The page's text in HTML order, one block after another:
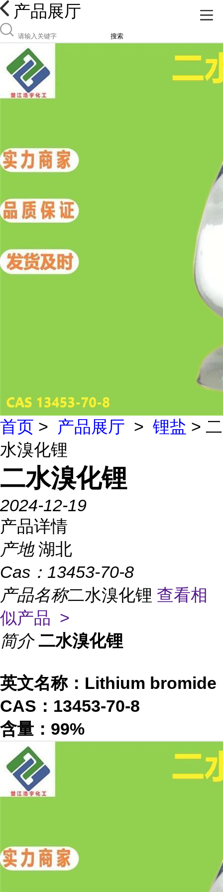
产品展厅
搜索
首页 > 产品展厅 > 锂盐 > 二
水溴化锂
二水溴化锂
2024-12-19
产品详情
产地 湖北
Cas： 13453-70-8
产品名称二水溴化锂 查看相
似产品 >
简介 二水溴化锂
英文名称：Lithium bromide
CAS：13453-70-8
含量：99%